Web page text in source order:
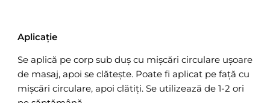
Aplicație
Se aplică pe corp sub duș cu mișcări circulare ușoare
de masaj, apoi se clătește. Poate fi aplicat pe față cu
mișcări circulare, apoi clătiți. Se utilizează de 1-2 ori